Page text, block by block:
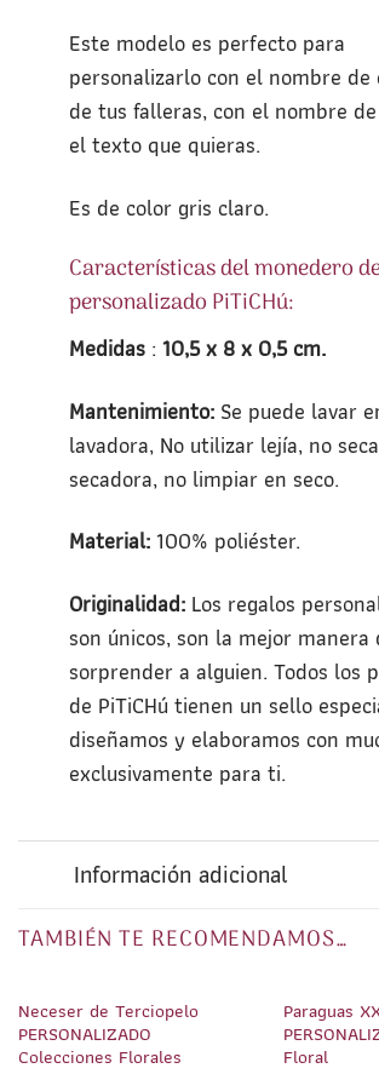
Este modelo es perfecto para
personalizarlo con el nombre de
de tus falleras, con el nombre
el texto que quieras.
Es de color gris claro.
Características del monedero
personalizado PiTiCHú:
Medidas: 10,5 x 8 x 0,5 cm.
Mantenimiento:Se puede lavar
lavadora, No utilizar lejía, no
secadora, no limpiar en seco.
Material:100% poliéster.
Originalidad:Los regalos
son únicos, son la mejor manera
sorprender a alguien. Todos los
de PiTiCHú tienen un sello
diseñamos y elaboramos con
exclusivamente para ti.
Información adicional
TAMBIÉN TE RECOMENDAMOS…
Neceser de Terciopelo
PERSONALIZADO
Colecciones Florales
Paraguas
Floral